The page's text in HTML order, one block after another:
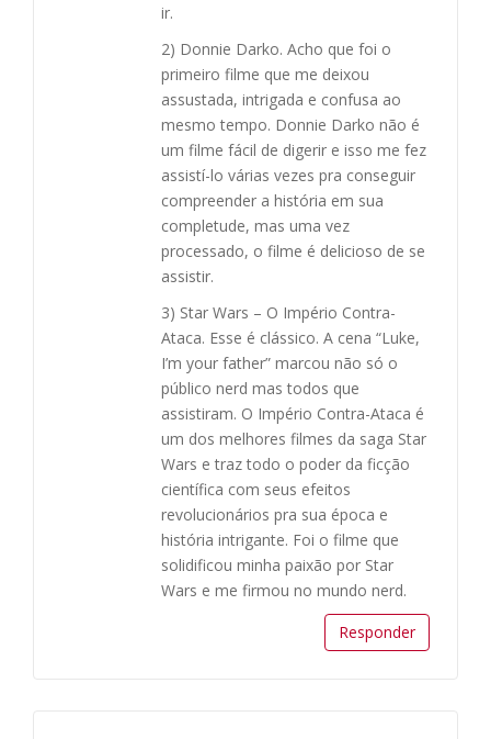
ir.
2) Donnie Darko. Acho que foi o
primeiro filme que me deixou
assustada, intrigada e confusa ao
mesmo tempo. Donnie Darko não é
um filme fácil de digerir e isso me fez
assistí-lo várias vezes pra conseguir
compreender a história em sua
completude, mas uma vez
processado, o filme é delicioso de se
assistir.
3) Star Wars – O Império Contra-
Ataca. Esse é clássico. A cena “Luke,
I’m your father” marcou não só o
público nerd mas todos que
assistiram. O Império Contra-Ataca é
um dos melhores filmes da saga Star
Wars e traz todo o poder da ficção
científica com seus efeitos
revolucionários pra sua época e
história intrigante. Foi o filme que
solidificou minha paixão por Star
Wars e me firmou no mundo nerd.
Responder